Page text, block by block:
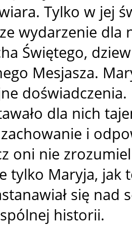
Tylko w jej
wydarzenie dla
Świętego,
Mesjasza.
dla nich
i
oni nie
tylko Maryja, jak
się
historii.